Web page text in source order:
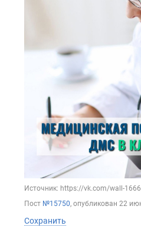
Источник: https://vk.com/wall-
Пост №15750, опубликован 22
Сохранить